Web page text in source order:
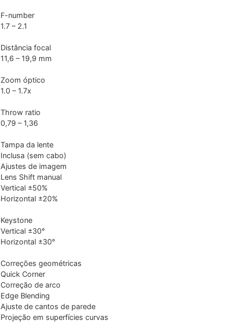
F-number
1.7 – 2.1
Distância focal
11,6 – 19,9 mm
Zoom óptico
1.0 – 1.7x
Throw ratio
0,79 – 1,36
Tampa da lente
Inclusa (sem cabo)
Ajustes de imagem
Lens Shift manual
Vertical ±50%
Horizontal ±20%
Keystone
Vertical ±30°
Horizontal ±30°
Correções geométricas
Quick Corner
Correção de arco
Edge Blending
Ajuste de cantos de parede
Projeção em superfícies curvas